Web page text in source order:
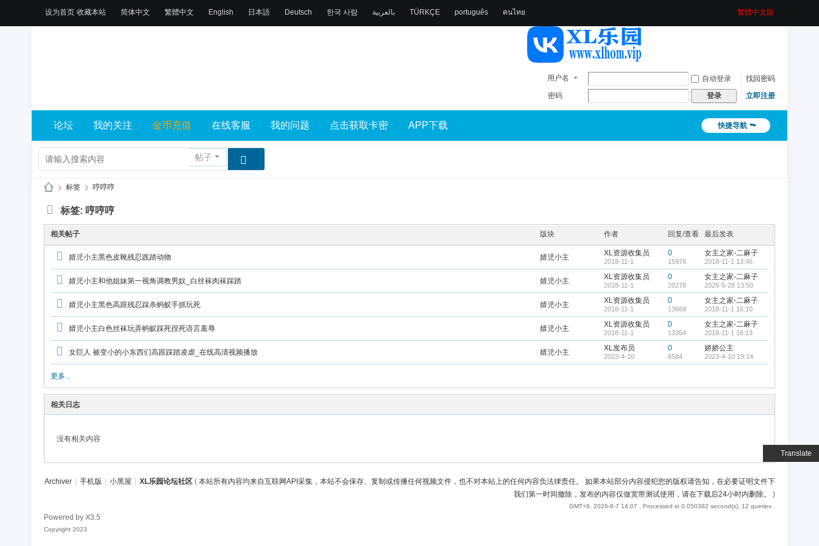
设为首页 收藏本站
Translate
简体中文 繁體中文 English 日本語 Deutsch 한국 사람 بالعربية TÜRKÇE português คนไทย 繁體中文版
用户名 自动登录
找回密码
密码
登录 立即注册
快捷导航
论坛 我的关注 金币充值 在线客服 我的问题 点击获取卡密 APP下载
帖子
X
L
乐
坛
› 标签 › 哼哼哼
标签: 哼哼哼
相关帖子 版块 作者 回复/查看 最后发表
婧児小主黑色皮靴残忍践踏动物 婧児小主 XL资源收集员
2018-11-1
0
15976
女主之家-二麻子
2018-11-1 13:46
婧児小主和他姐妹第一视角调教男奴_白丝袜肉袜踩踏 婧児小主 XL资源收集员
2018-11-1
0
20278
女主之家-二麻子
2026-5-28 13:50
婧児小主黑色高跟残忍踩杀蚂蚁手抓玩死 婧児小主 XL资源收集员
2018-11-1
0
13669
女主之家-二麻子
2018-11-1 16:10
婧児小主白色丝袜玩弄蚂蚁踩死捏死语言羞辱 婧児小主 XL资源收集员
2018-11-1
0
13354
女主之家-二麻子
2018-11-1 16:13
女巨人 被变小的小东西们高跟踩踏凌虐_在线高清视频播放 婧児小主 XL发布员
2023-4-10
0
6584
娇娇公主
2023-4-10 19:14
更多...
相关日志
没有相关内容
Archiver 手机版 小黑屋 XL乐园论坛社区 ( 本站所有内容均来自互联网API采集，本站不会保存、复制或传播任何视频文件，也不对本站上的任何内容负法律责任。 如果本站部分内容侵犯您的版权请告知，在必要证明文件下
我们第一时间撤除，发布的内容仅做宽带测试使用，请在下载后24小时内删除。
)
GMT+8, 2026-8-7 14:07 , Processed in 0.050382 second(s), 12 queries .
Powered by X3.5
Copyright 2023